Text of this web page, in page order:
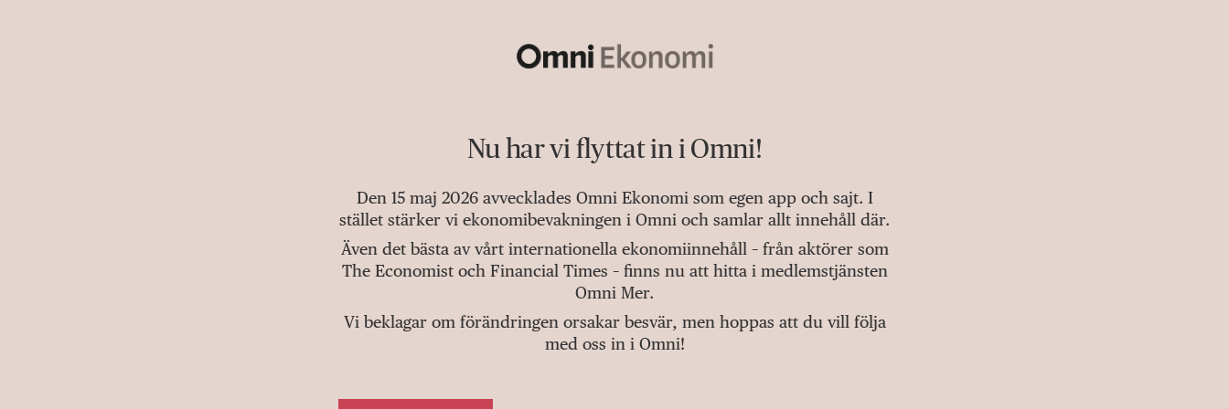
Nu har vi flyttat in i Omni!
Den 15 maj 2026 avvecklades Omni Ekonomi som egen app och sajt. I
stället stärker vi ekonomibevakningen i Omni och samlar allt innehåll där.
Även det bästa av vårt internationella ekonomiinnehåll – från aktörer som
The Economist och Financial Times – finns nu att hitta i medlemstjänsten
Omni Mer.
Vi beklagar om förändringen orsakar besvär, men hoppas att du vill följa
med oss in i Omni!